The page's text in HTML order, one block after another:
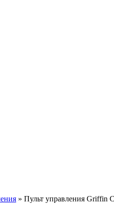
» Пульт управления Griffin